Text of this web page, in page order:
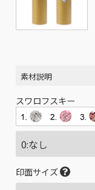
素材説明
スワロフスキー
印面サイズ